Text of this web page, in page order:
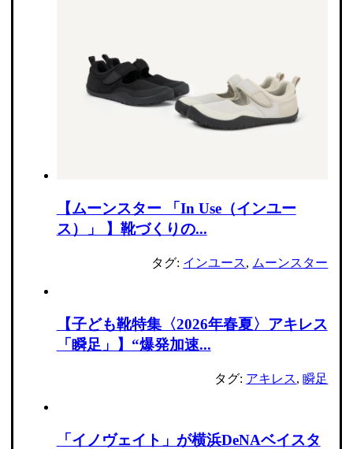
【ムーンスター 「In Use（インユー
ス）」 】靴づくりの...
タグ: インユース, ムーンスター
【子ども靴特集〈2026年春夏〉アキレス
「瞬足」】“爆発加速...
タグ: アキレス,瞬足
「イノヴェイト」が横浜DeNAベイスタ